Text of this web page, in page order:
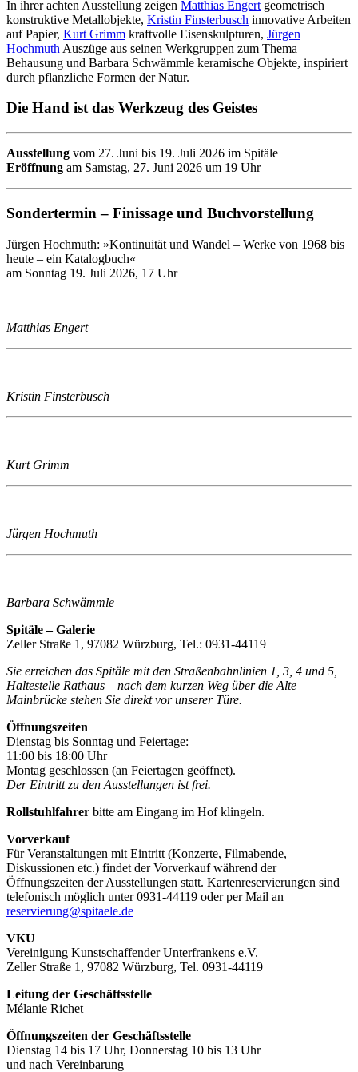
In ihrer achten Ausstellung zeigen Matthias Engert geometrisch
konstruktive Metallobjekte, Kristin Finsterbusch innovative Arbeiten
auf Papier, Kurt Grimm kraftvolle Eisenskulpturen, Jürgen
Hochmuth Auszüge aus seinen Werkgruppen zum Thema
Behausung und Barbara Schwämmle keramische Objekte, inspiriert
durch pflanzliche Formen der Natur.
Die Hand ist das Werkzeug des Geistes
Ausstellung vom 27. Juni bis 19. Juli 2026 im Spitäle
Eröffnung am Samstag, 27. Juni 2026 um 19 Uhr
Sondertermin – Finissage und Buchvorstellung
Jürgen Hochmuth: »Kontinuität und Wandel – Werke von 1968 bis
heute – ein Katalogbuch«
am Sonntag 19. Juli 2026, 17 Uhr
Matthias Engert
Kristin Finsterbusch
Kurt Grimm
Jürgen Hochmuth
Barbara Schwämmle
Spitäle – Galerie
Zeller Straße 1, 97082 Würzburg, Tel.: 0931-44119
Sie erreichen das Spitäle mit den Straßenbahnlinien 1, 3, 4 und 5,
Haltestelle Rathaus – nach dem kurzen Weg über die Alte
Mainbrücke stehen Sie direkt vor unserer Türe.
Öffnungszeiten
Dienstag bis Sonntag und Feiertage:
11:00 bis 18:00 Uhr
Montag geschlossen (an Feiertagen geöffnet).
Der Eintritt zu den Ausstellungen ist frei.
Rollstuhlfahrer bitte am Eingang im Hof klingeln.
Vorverkauf
Für Veranstaltungen mit Eintritt (Konzerte, Filmabende,
Diskussionen etc.) findet der Vorverkauf während der
Öffnungszeiten der Ausstellungen statt. Kartenreservierungen sind
telefonisch möglich unter 0931-44119 oder per Mail an
reservierung@spitaele.de
VKU
Vereinigung Kunstschaffender Unterfrankens e.V.
Zeller Straße 1, 97082 Würzburg, Tel. 0931-44119
Leitung der Geschäftsstelle
Mélanie Richet
Öffnungszeiten der Geschäftsstelle
Dienstag 14 bis 17 Uhr, Donnerstag 10 bis 13 Uhr
und nach Vereinbarung